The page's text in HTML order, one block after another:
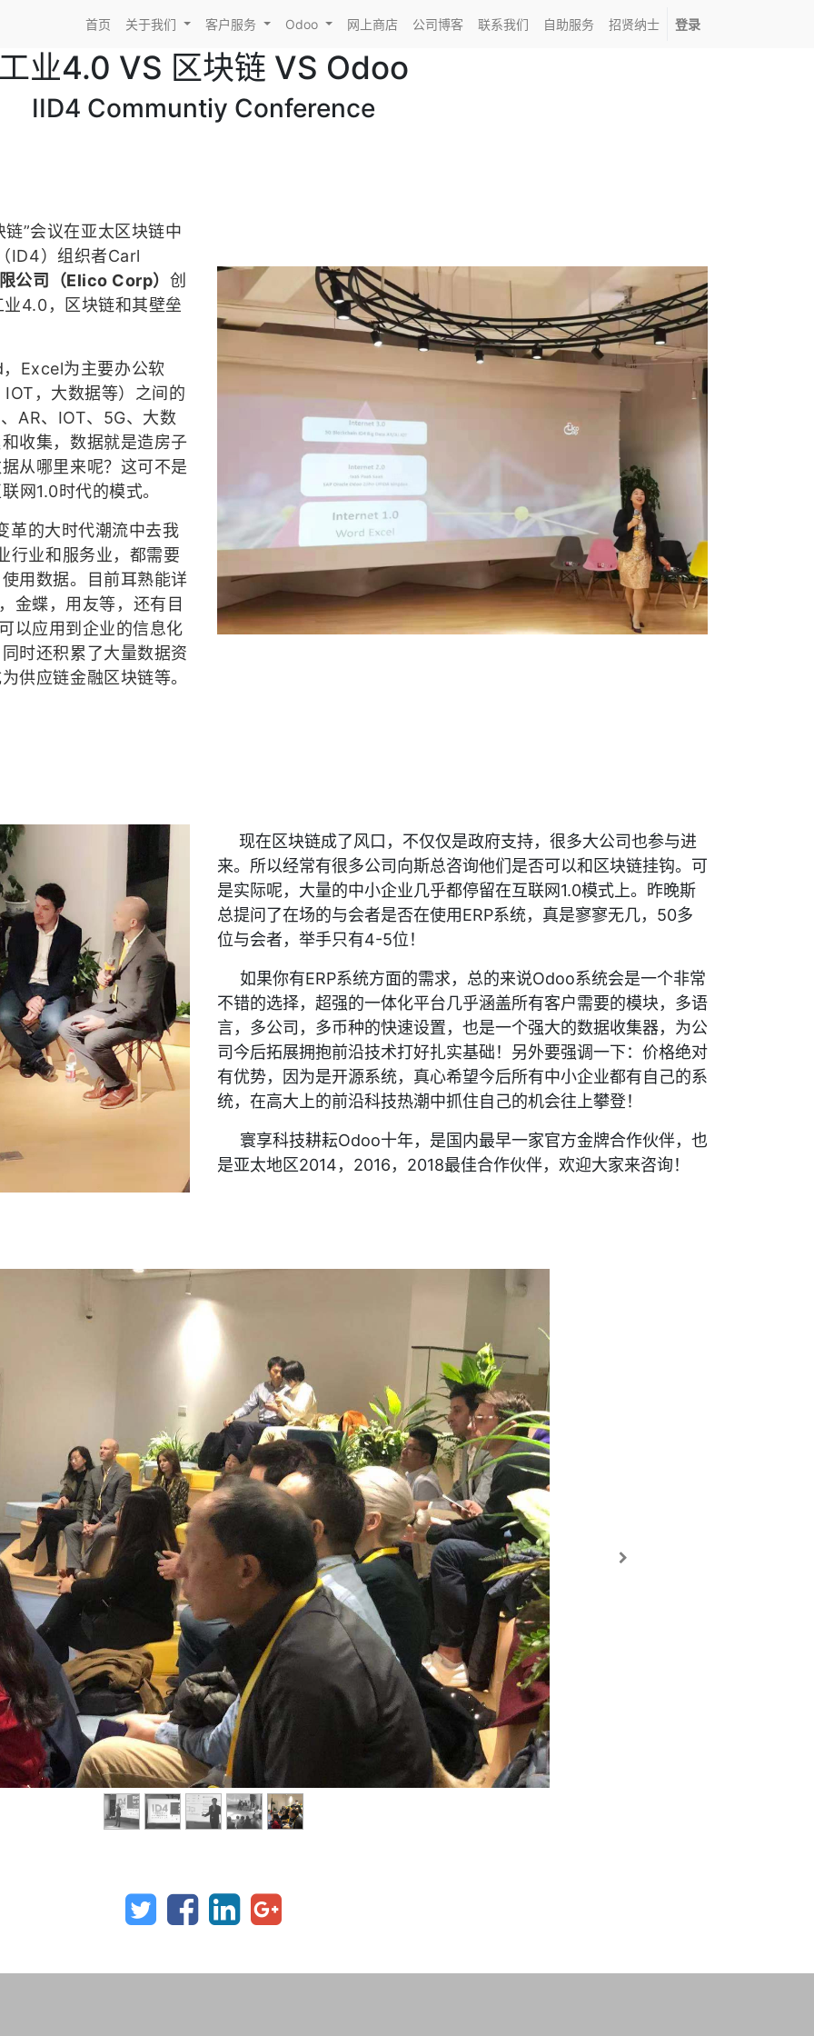
首页 关于我们 客户服务 Odoo 网上商店 公司博客 联系我们 自助服务 招贤纳士 登录
业4.0 VS 区块链 VS Odoo
IID4 Communtiy Conference
”会议在亚太区块链中
ID4）组织者Carl
公司（Elico Corp）创
4.0，区块链和其壁垒
Excel为主要办公软
，大数据等）之间的
AR、IOT、5G、大数
收集，数据就是造房子
从哪里来呢？这可不是
网1.0时代的模式。
的大时代潮流中去我
行业和服务业，都需要
用数据。目前耳熟能详
金蝶，用友等，还有目
以应用到企业的信息化
时还积累了大量数据资
供应链金融区块链等。
现在区块链成了风口，不仅仅是政府支持，很多大公司也参与进
来。所以经常有很多公司向斯总咨询他们是否可以和区块链挂钩。可
是实际呢，大量的中小企业几乎都停留在互联网1.0模式上。昨晚斯
总提问了在场的与会者是否在使用ERP系统，真是寥寥无几，50多
位与会者，举手只有4-5位！
如果你有ERP系统方面的需求，总的来说Odoo系统会是一个非常
不错的选择，超强的一体化平台几乎涵盖所有客户需要的模块，多语
言，多公司，多币种的快速设置，也是一个强大的数据收集器，为公
司今后拓展拥抱前沿技术打好扎实基础！另外要强调一下：价格绝对
有优势，因为是开源系统，真心希望今后所有中小企业都有自己的系
统，在高大上的前沿科技热潮中抓住自己的机会往上攀登！
寰享科技耕耘Odoo十年，是国内最早一家官方金牌合作伙伴，也
是亚太地区2014，2016，2018最佳合作伙伴，欢迎大家来咨询！